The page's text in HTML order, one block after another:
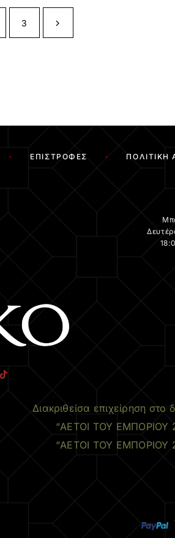
3
ΕΠΙΣΤΡΟΦΈΣ ΠΟΛΙΤΙΚΉ
Διακριθείσα επιχείρηση στο
“ΑΕΤΟΙ ΤΟΥ ΕΜΠΟΡΙΟΥ
“ΑΕΤΟΙ ΤΟΥ ΕΜΠΟΡΙΟΥ